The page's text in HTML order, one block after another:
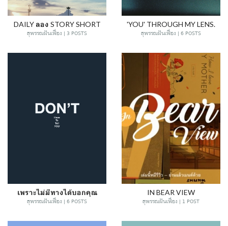
DAILY ลอง STORY SHORT
สุพรรณฝันเฟื่อง | 3 POSTS
'YOU' THROUGH MY LENS.
สุพรรณฝันเฟื่อง | 6 POSTS
เพราะไม่มีทางได้บอกคุณ
สุพรรณฝันเฟื่อง | 6 POSTS
IN BEAR VIEW
สุพรรณฝันเฟื่อง | 1 POST